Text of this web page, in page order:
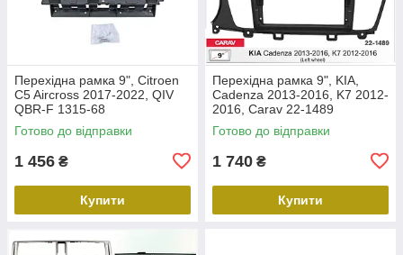
Перехідна рамка 9", Citroen
C5 Aircross 2017-2022, QIV
QBR-F 1315-68
Готово до відправки
1 456 ₴
Купити
Перехідна рамка 9", KIA,
Cadenza 2013-2016, K7 2012-
2016, Carav 22-1489
Готово до відправки
1 740 ₴
Купити